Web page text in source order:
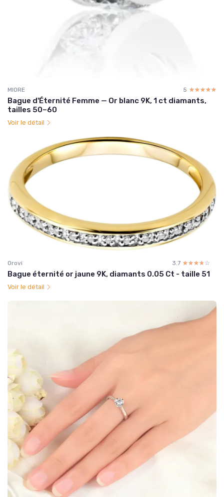
MIORE 5 ☆☆☆☆☆
★★★★★
Bague d'Éternité Femme — Or blanc 9K, 1 ct diamants,
tailles 50–60
Voir le détail
Orovi 3.7 ☆☆☆☆☆
★★★★★
Bague éternité or jaune 9K, diamants 0.05 Ct - taille 51
Voir le détail